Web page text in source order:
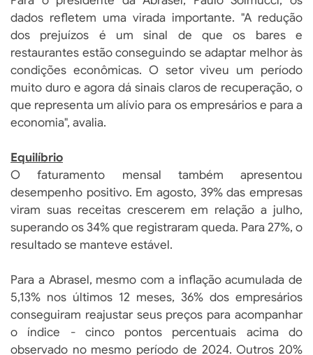
dados refletem uma virada importante. "A redução
dos prejuízos é um sinal de que os bares e
restaurantes estão conseguindo se adaptar melhor às
condições econômicas. O setor viveu um período
muito duro e agora dá sinais claros de recuperação, o
que representa um alívio para os empresários e para a
economia", avalia.
Equilíbrio
O faturamento mensal também apresentou
desempenho positivo. Em agosto, 39% das empresas
viram suas receitas crescerem em relação a julho,
superando os 34% que registraram queda. Para 27%, o
resultado se manteve estável.
Para a Abrasel, mesmo com a inflação acumulada de
5,13% nos últimos 12 meses, 36% dos empresários
conseguiram reajustar seus preços para acompanhar
o índice - cinco pontos percentuais acima do
observado no mesmo período de 2024. Outros 20%